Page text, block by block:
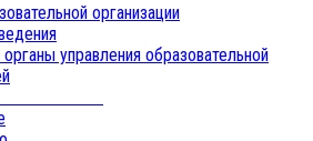
организации
управления образовательной